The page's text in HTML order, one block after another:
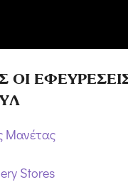
Μανέτας
Stores